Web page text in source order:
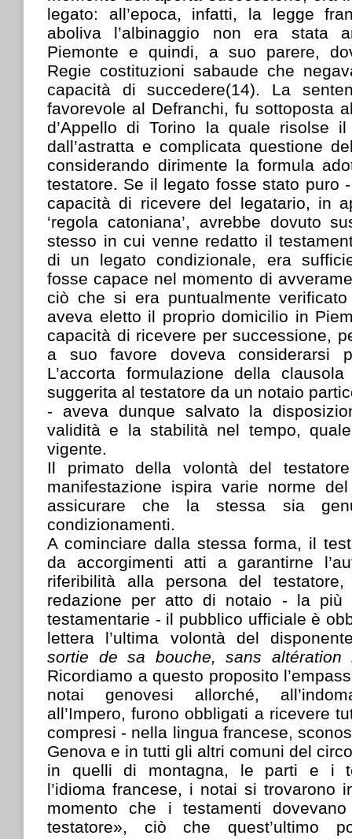
legato: all’epoca, infatti, la legge
aboliva l’albinaggio non era stata
Piemonte e quindi, a suo parere,
Regie costituzioni sabaude che
capacità di succedere(14). La
favorevole al Defranchi, fu sottoposta
d’Appello di Torino la quale risolse
dall’astratta e complicata questione
considerando dirimente la formula
testatore. Se il legato fosse stato puro
capacità di ricevere del legatario, in
‘regola catoniana’, avrebbe dovuto
stesso in cui venne redatto il
di un legato condizionale, era
fosse capace nel momento di
ciò che si era puntualmente
aveva eletto il proprio domicilio in
capacità di ricevere per successione,
a suo favore doveva considerarsi
L’accorta formulazione della
suggerita al testatore da un notaio
- aveva dunque salvato la
validità e la stabilità nel tempo,
vigente.
Il primato della volontà del
manifestazione ispira varie norme
assicurare che la stessa sia
condizionamenti.
A cominciare dalla stessa forma, il
da accorgimenti atti a garantirne
riferibilità alla persona del
redazione per atto di notaio - la più
testamentarie - il pubblico ufficiale è
lettera l’ultima volontà del
sortie de sa bouche, sans altération
Ricordiamo a questo proposito
notai genovesi allorché,
all’Impero, furono obbligati a ricevere
compresi - nella lingua francese,
Genova e in tutti gli altri comuni del
in quelli di montagna, le parti e i
l’idioma francese, i notai si trovarono
momento che i testamenti
testatore», ciò che quest’ultimo